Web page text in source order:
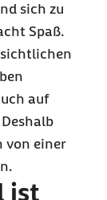
sich zu
Spaß.
auf
von einer
ist